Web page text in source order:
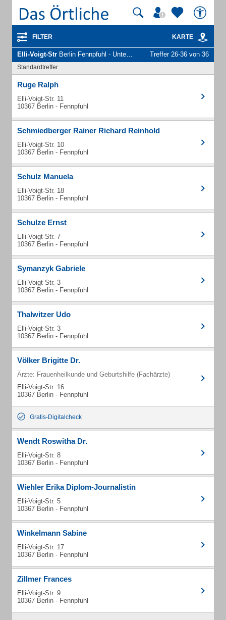
FILTER KARTE
Elli-Voigt-Str Berlin Fennpfuhl - Unternehmen und Personen Treffer 26-36 von 36
Standardtreffer
Ruge Ralph
Elli-Voigt-Str. 11
10367 Berlin - Fennpfuhl
Schmiedberger Rainer Richard Reinhold
Elli-Voigt-Str. 10
10367 Berlin - Fennpfuhl
Schulz Manuela
Elli-Voigt-Str. 18
10367 Berlin - Fennpfuhl
Schulze Ernst
Elli-Voigt-Str. 7
10367 Berlin - Fennpfuhl
Symanzyk Gabriele
Elli-Voigt-Str. 3
10367 Berlin - Fennpfuhl
Thalwitzer Udo
Elli-Voigt-Str. 3
10367 Berlin - Fennpfuhl
Völker Brigitte Dr.
Ärzte: Frauenheilkunde und Geburtshilfe (Fachärzte)
Elli-Voigt-Str. 16
10367 Berlin - Fennpfuhl
Gratis-Digitalcheck
Wendt Roswitha Dr.
Elli-Voigt-Str. 8
10367 Berlin - Fennpfuhl
Wiehler Erika Diplom-Journalistin
Elli-Voigt-Str. 5
10367 Berlin - Fennpfuhl
Winkelmann Sabine
Elli-Voigt-Str. 17
10367 Berlin - Fennpfuhl
Zillmer Frances
Elli-Voigt-Str. 9
10367 Berlin - Fennpfuhl